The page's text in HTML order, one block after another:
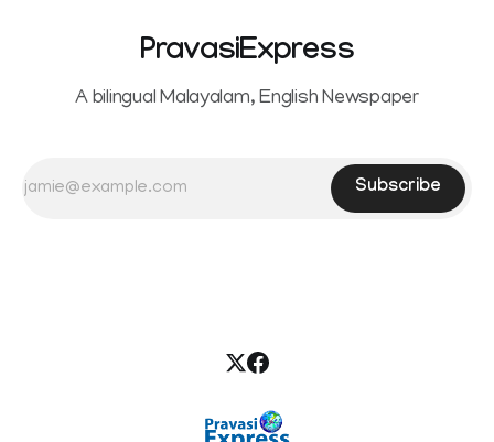
PravasiExpress
A bilingual Malayalam, English Newspaper
Subscribe